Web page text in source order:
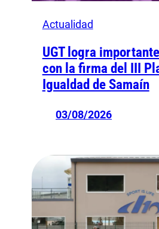
Actualidad
UGT logra
con la firma del III
Igualdad de Samaín
03/08/2026